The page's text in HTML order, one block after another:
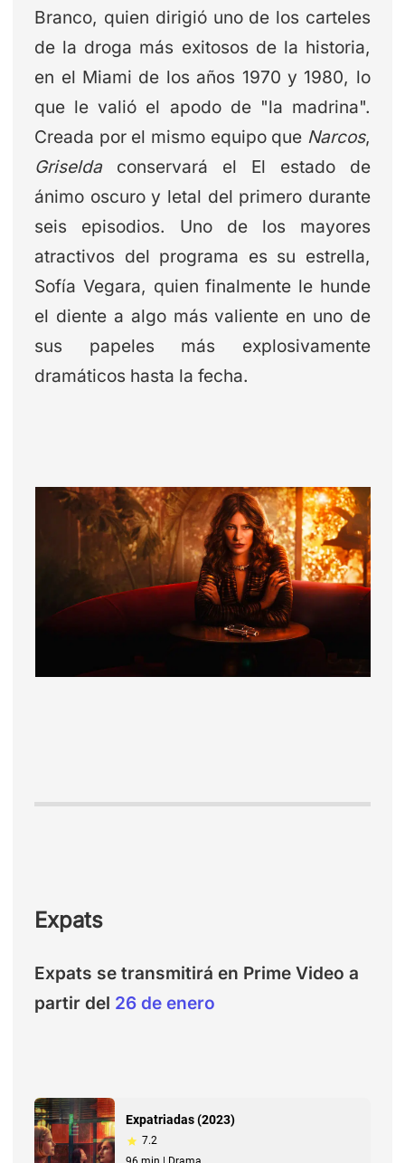
Branco, quien dirigió uno de los carteles
de la droga más exitosos de la historia,
en el Miami de los años 1970 y 1980, lo
que le valió el apodo de "la madrina".
Creada por el mismo equipo que Narcos,
Griselda conservará el El estado de
ánimo oscuro y letal del primero durante
seis episodios. Uno de los mayores
atractivos del programa es su estrella,
Sofía Vegara, quien finalmente le hunde
el diente a algo más valiente en uno de
sus papeles más explosivamente
dramáticos hasta la fecha.
Expats
Expats se transmitirá en Prime Video a
partir del 26 de enero